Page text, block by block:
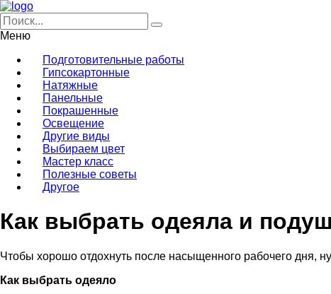
Меню
Подготовительные работы
Гипсокартонные
Натяжные
Панельные
Покрашенные
Освещение
Другие виды
Выбираем цвет
Мастер класс
Полезные советы
Другое
Как выбрать одеяла и
Чтобы хорошо отдохнуть после насыщенного рабочего дня,
Как выбрать одеяло